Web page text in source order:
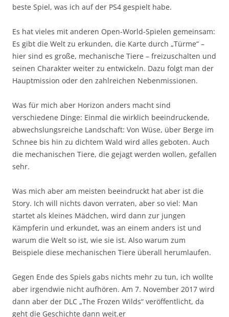
beste Spiel, was ich auf der PS4 gespielt habe.
Es hat vieles mit anderen Open-World-Spielen gemeinsam:
Es gibt die Welt zu erkunden, die Karte durch „Türme“ –
hier sind es große, mechanische Tiere – freizuschalten und
seinen Charakter weiter zu entwickeln. Dazu folgt man der
Hauptmission oder den zahlreichen Nebenmissionen.
Was für mich aber Horizon anders macht sind
verschiedene Dinge: Einmal die wirklich beeindruckende,
abwechslungsreiche Landschaft: Von Wüse, über Berge im
Schnee bis hin zu dichtem Wald wird alles geboten. Auch
die mechanischen Tiere, die gejagt werden wollen, gefallen
sehr.
Was mich aber am meisten beeindruckt hat aber ist die
Story. Ich will nichts davon verraten, aber so viel: Man
startet als kleines Mädchen, wird dann zur jungen
Kämpferin und erkundet, was an einem anders ist und
warum die Welt so ist, wie sie ist. Also warum zum
Beispiele diese mechanischen Tiere überall herumlaufen.
Gegen Ende des Spiels gabs nichts mehr zu tun, ich wollte
aber irgendwie nicht aufhören. Am 7. November 2017 wird
dann aber der DLC „The Frozen Wilds“ veröffentlicht, da
geht die Geschichte dann weit.er